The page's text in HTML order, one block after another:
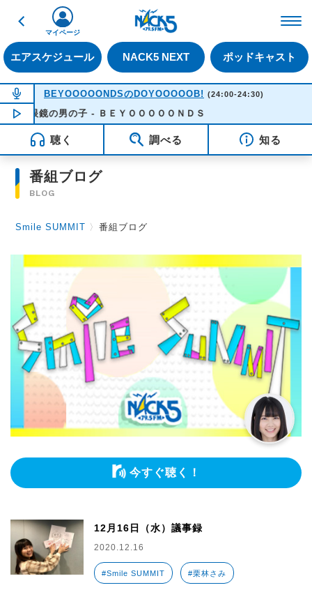
戻る
エアスケジュール NACK5 NEXT ポッドキャスト
マイページ
NOW ON AIR
BEYOOOOONDSのDOYOOOOOB! (24:00-24:30)
NOW PLAYING 00:04
眼鏡の男の子 - ＢＥＹＯＯＯＯＯＮＤＳ
聴く 調べる 知る
番組ブログ
BLOG
Smile SUMMIT 〉番組ブログ
今すぐ聴く！
12月16日（水）議事録
2020.12.16
#Smile SUMMIT #栗林さみ